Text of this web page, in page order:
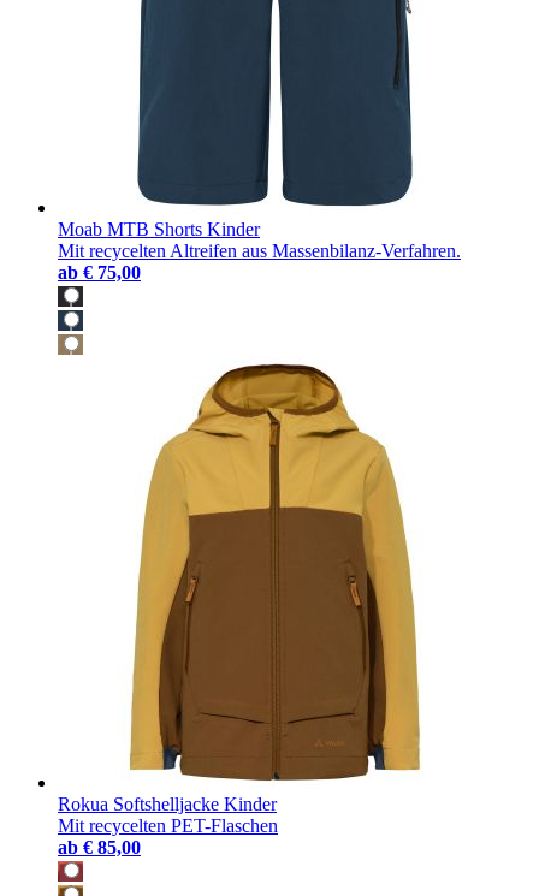
Moab MTB Shorts Kinder
Mit recycelten Altreifen aus Massenbilanz-Verfahren.
ab € 75,00
Rokua Softshelljacke Kinder
Mit recycelten PET-Flaschen
ab € 85,00